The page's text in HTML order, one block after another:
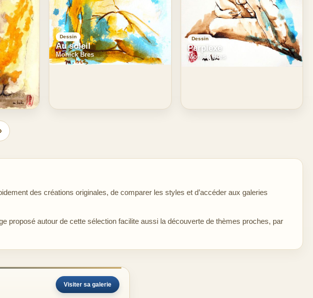
Dessin
Au soleil
Monick Bres
Dessin
Perplexe
Monick Bres
des créations originales, de comparer les styles et d’accéder aux galeries
autour de cette sélection facilite aussi la découverte de thèmes proches, par
Visiter sa galerie